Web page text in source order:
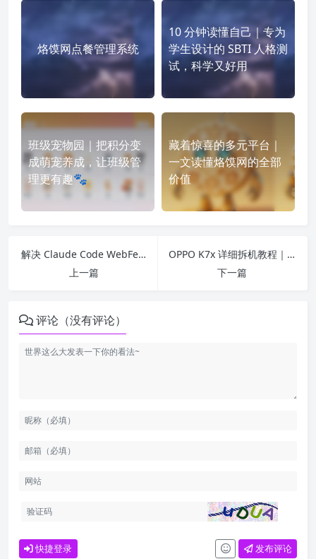
烙馍网点餐管理系统
10 分钟读懂自己｜专为
学生设计的 SBTI 人格测
试，科学又好用
班级宠物园｜把积分变
成萌宠养成，让班级管
理更有趣🐾
藏着惊喜的多元平台｜
一文读懂烙馍网的全部
价值
解决 Claude Code WebFetch 错误：无法验证域名安全
上一篇
OPPO K7x 详细拆机教程｜新手也能轻松上手OPPO K7x 详细拆机教程｜新手也能上手，附避坑指南
下一篇
评论（没有评论）
快捷登录 发布评论